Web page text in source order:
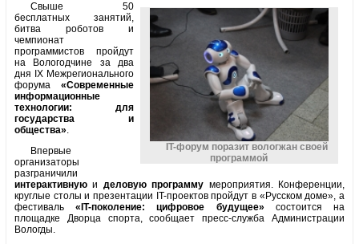
IT-форум поразит вологжан своей
программой
Свыше 50
бесплатных занятий,
битва роботов и
чемпионат
программистов пройдут
на Вологодчине за два
дня IX Межрегионального
форума «Современные
информационные
технологии: для
государства и
общества».
Впервые
организаторы
разграничили
интерактивную и деловую программу мероприятия. Конференции,
круглые столы и презентации IT-проектов пройдут в «Русском доме», а
фестиваль«IT-поколение: цифровое будущее» состоится на
площадке Дворца спорта, сообщает пресс-служба Администрации
Вологды.